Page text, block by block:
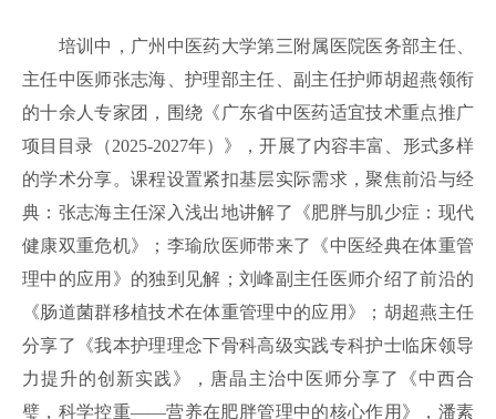
培训 中， 广州中医药大学第三附属医院医务部主任、
主任中医师张志海、护理部主任、副主任护师胡超燕领衔
的十余人专家团，围绕《广东省中医药适宜技术重点推广
项目目录（2025-2027年）》，开展了内容丰富、形式多样
的学术分享。课程设置紧扣基层实际需求，聚焦前沿与经
典：张志海主任深入浅出地讲解了《肥胖与肌少症 ： 现代
健康双重危机》；李瑜欣医师带来了《中医经典在体重管
理中的应用》的独到见解；刘峰副主任医师介绍了前沿的
《肠道菌群移植技术在体重管理中的应用》；胡超燕主任
分享了《我本护理理念下骨科高级实践专科护士临床领导
力提升的创新实践》，唐晶主治中医师分享了《中西合
璧，科学控重——营养在肥胖管理中的核心作用》，潘素